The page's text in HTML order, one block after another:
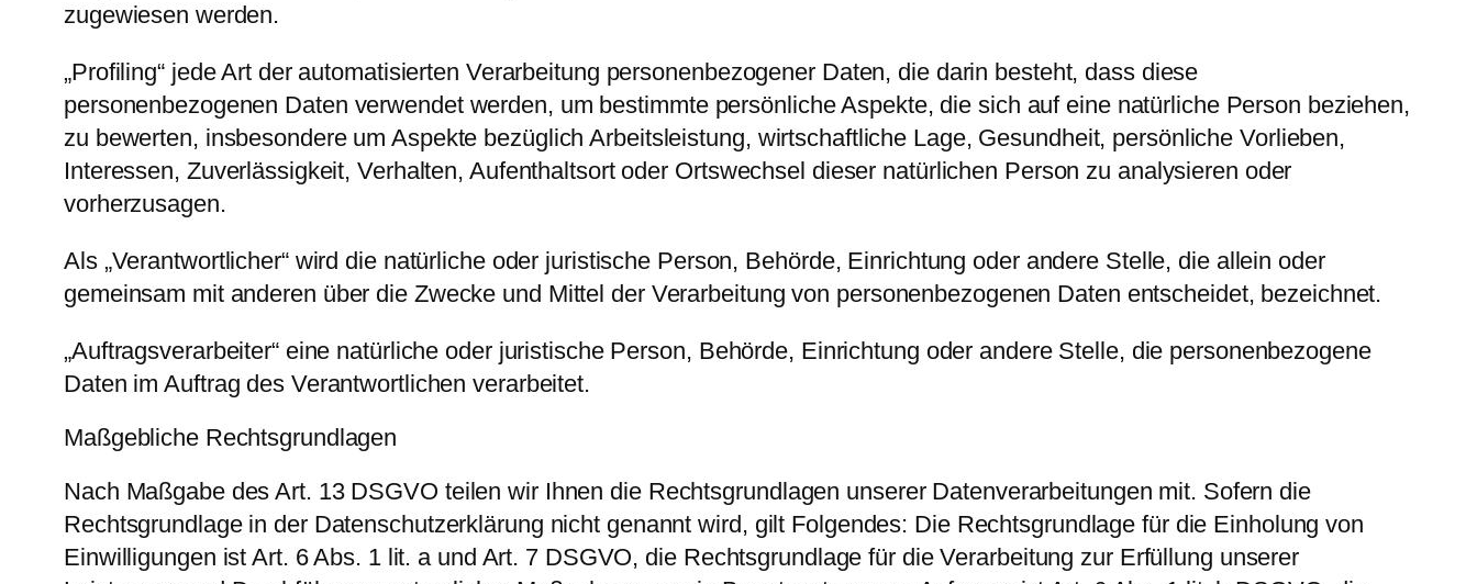
zugewiesen werden.
„Profiling“ jede Art der automatisierten Verarbeitung personenbezogener Daten, die darin besteht, dass diese
personenbezogenen Daten verwendet werden, um bestimmte persönliche Aspekte, die sich auf eine natürliche Person beziehen,
zu bewerten, insbesondere um Aspekte bezüglich Arbeitsleistung, wirtschaftliche Lage, Gesundheit, persönliche Vorlieben,
Interessen, Zuverlässigkeit, Verhalten, Aufenthaltsort oder Ortswechsel dieser natürlichen Person zu analysieren oder
vorherzusagen.
Als „Verantwortlicher“ wird die natürliche oder juristische Person, Behörde, Einrichtung oder andere Stelle, die allein oder
gemeinsam mit anderen über die Zwecke und Mittel der Verarbeitung von personenbezogenen Daten entscheidet, bezeichnet.
„Auftragsverarbeiter“ eine natürliche oder juristische Person, Behörde, Einrichtung oder andere Stelle, die personenbezogene
Daten im Auftrag des Verantwortlichen verarbeitet.
Maßgebliche Rechtsgrundlagen
Nach Maßgabe des Art. 13 DSGVO teilen wir Ihnen die Rechtsgrundlagen unserer Datenverarbeitungen mit. Sofern die
Rechtsgrundlage in der Datenschutzerklärung nicht genannt wird, gilt Folgendes: Die Rechtsgrundlage für die Einholung von
Einwilligungen ist Art. 6 Abs. 1 lit. a und Art. 7 DSGVO, die Rechtsgrundlage für die Verarbeitung zur Erfüllung unserer